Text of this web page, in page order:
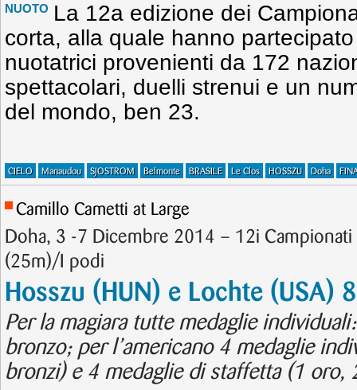
NUOTO La 12a edizione dei
corta, alla quale hanno
nuotatrici provenienti da 172
spettacolari, duelli strenui e un
del mondo, ben 23.
CIELO Manaudou SJOSTROM Belmonte BRASILE Le Clos HOSSZU Doha
Camillo Cametti at Large
Doha, 3 -7 Dicembre 2014 – 12i
(25m)/I podi
Hosszu (HUN) e Lochte (USA)
Per la magiara tutte medaglie
bronzo; per l’americano 4 medaglie
bronzi) e 4 medaglie di staffetta (1 oro,